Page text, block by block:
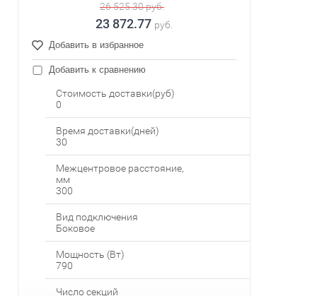
26 525.30руб.
23 872.77 руб.
Добавить в избранное
Добавить к сравнению
Стоимость доставки(руб)
0
Время доставки(дней)
30
Межцентровое расстояние,
мм
300
Вид подключения
Боковое
Мощность (Вт)
790
Число секций